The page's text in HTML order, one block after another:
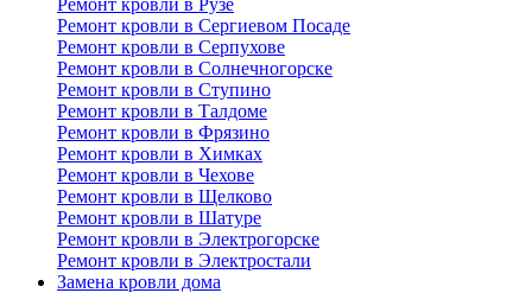
Ремонт кровли в Рузе
Ремонт кровли в Сергиевом Посаде
Ремонт кровли в Серпухове
Ремонт кровли в Солнечногорске
Ремонт кровли в Ступино
Ремонт кровли в Талдоме
Ремонт кровли в Фрязино
Ремонт кровли в Химках
Ремонт кровли в Чехове
Ремонт кровли в Щелково
Ремонт кровли в Шатуре
Ремонт кровли в Электрогорске
Ремонт кровли в Электростали
Замена кровли дома